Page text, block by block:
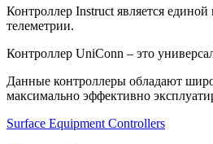
Контроллер Instruct является
телеметрии.
Контроллер UniConn – это
Данные контроллеры обладают
максимально эффективно
Surface Equipment Controllers